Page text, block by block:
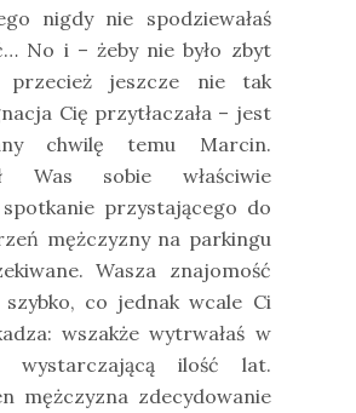
nigdy nie spodziewałaś
No i – żeby nie było zbyt
przecież jeszcze nie tak
Cię przytłaczała – jest
chwilę temu Marcin.
Was sobie właściwie
przystającego do
mężczyzny na parkingu
Wasza znajomość
co jednak wcale Ci
wszakże wytrwałaś w
wystarczającą ilość lat.
mężczyzna zdecydowanie